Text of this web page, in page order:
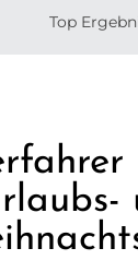
Top